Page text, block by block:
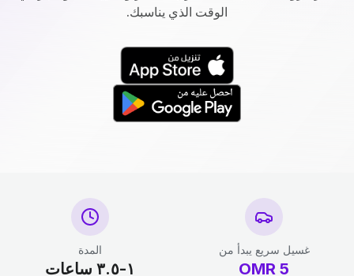
الوقت الذي يناسبك.
غسيل سريع يبدأ من
5
OMR
المدة
١-٣.٥ ساعات